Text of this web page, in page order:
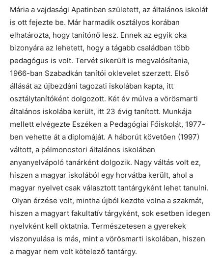
Mária a vajdasági Apatinban született, az általános iskolát
is ott fejezte be. Már harmadik osztályos korában
elhatározta, hogy tanítónő lesz. Ennek az egyik oka
bizonyára az lehetett, hogy a tágabb családban több
pedagógus is volt. Tervét sikerült is megvalósítania,
1966-ban Szabadkán tanítói oklevelet szerzett. Első
állását az újbezdáni tagozati iskolában kapta, itt
osztálytanítóként dolgozott. Két év múlva a vörösmarti
általános iskolába került, itt 23 évig tanított. Munkája
mellett elvégezte Eszéken a Pedagógiai Főiskolát, 1977-
ben vehette át a diplomáját. A háborút követően (1997)
váltott, a pélmonostori általános iskolában
anyanyelvápoló tanárként dolgozik. Nagy váltás volt ez,
hiszen a magyar iskolából egy horvátba került, ahol a
magyar nyelvet csak választott tantárgyként lehet tanulni.
Olyan érzése volt, mintha újból kezdte volna a szakmát,
hiszen a magyart fakultatív tárgyként, sok esetben idegen
nyelvként kell oktatnia. Természetesen a gyerekek
viszonyulása is más, mint a vörösmarti iskolában, hiszen
a magyar nem volt kötelező tantárgy.